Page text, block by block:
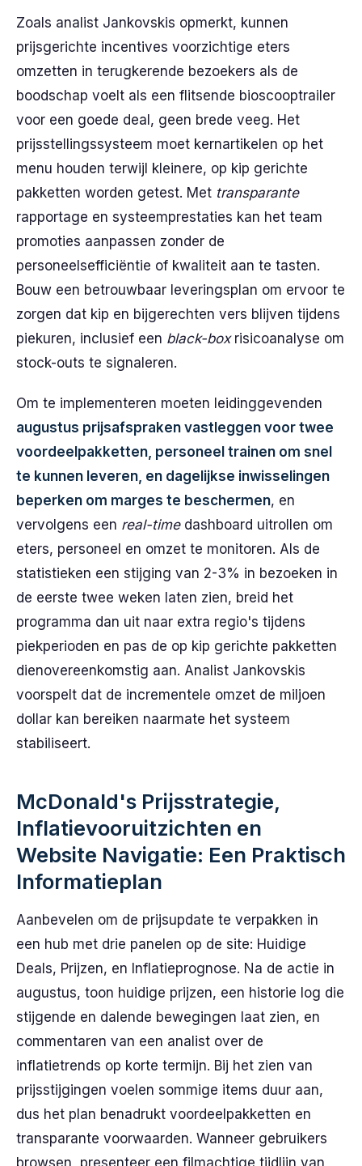
Zoals analist Jankovskis opmerkt, kunnen
prijsgerichte incentives voorzichtige eters
omzetten in terugkerende bezoekers als de
boodschap voelt als een flitsende bioscooptrailer
voor een goede deal, geen brede veeg. Het
prijsstellingssysteem moet kernartikelen op het
menu houden terwijl kleinere, op kip gerichte
pakketten worden getest. Met transparante
rapportage en systeemprestaties kan het team
promoties aanpassen zonder de
personeelsefficiëntie of kwaliteit aan te tasten.
Bouw een betrouwbaar leveringsplan om ervoor te
zorgen dat kip en bijgerechten vers blijven tijdens
piekuren, inclusief een black-boxrisicoanalyse om
stock-outs te signaleren.
Om te implementeren moeten leidinggevenden
augustus prijsafspraken vastleggen voor twee
voordeelpakketten, personeel trainen om snel
te kunnen leveren, en dagelijkse inwisselingen
beperken om marges te beschermen, en
vervolgens een real-timedashboard uitrollen om
eters, personeel en omzet te monitoren. Als de
statistieken een stijging van 2-3% in bezoeken in
de eerste twee weken laten zien, breid het
programma dan uit naar extra regio's tijdens
piekperioden en pas de op kip gerichte pakketten
dienovereenkomstig aan. Analist Jankovskis
voorspelt dat de incrementele omzet de miljoen
dollar kan bereiken naarmate het systeem
stabiliseert.
McDonald's Prijsstrategie,
Inflatievooruitzichten en
Website Navigatie: Een Praktisch
Informatieplan
Aanbevelen om de prijsupdate te verpakken in
een hub met drie panelen op de site: Huidige
Deals, Prijzen, en Inflatieprognose. Na de actie in
augustus, toon huidige prijzen, een historie log die
stijgende en dalende bewegingen laat zien, en
commentaren van een analist over de
inflatietrends op korte termijn. Bij het zien van
prijsstijgingen voelen sommige items duur aan,
dus het plan benadrukt voordeelpakketten en
transparante voorwaarden. Wanneer gebruikers
browsen, presenteer een filmachtige tijdlijn van